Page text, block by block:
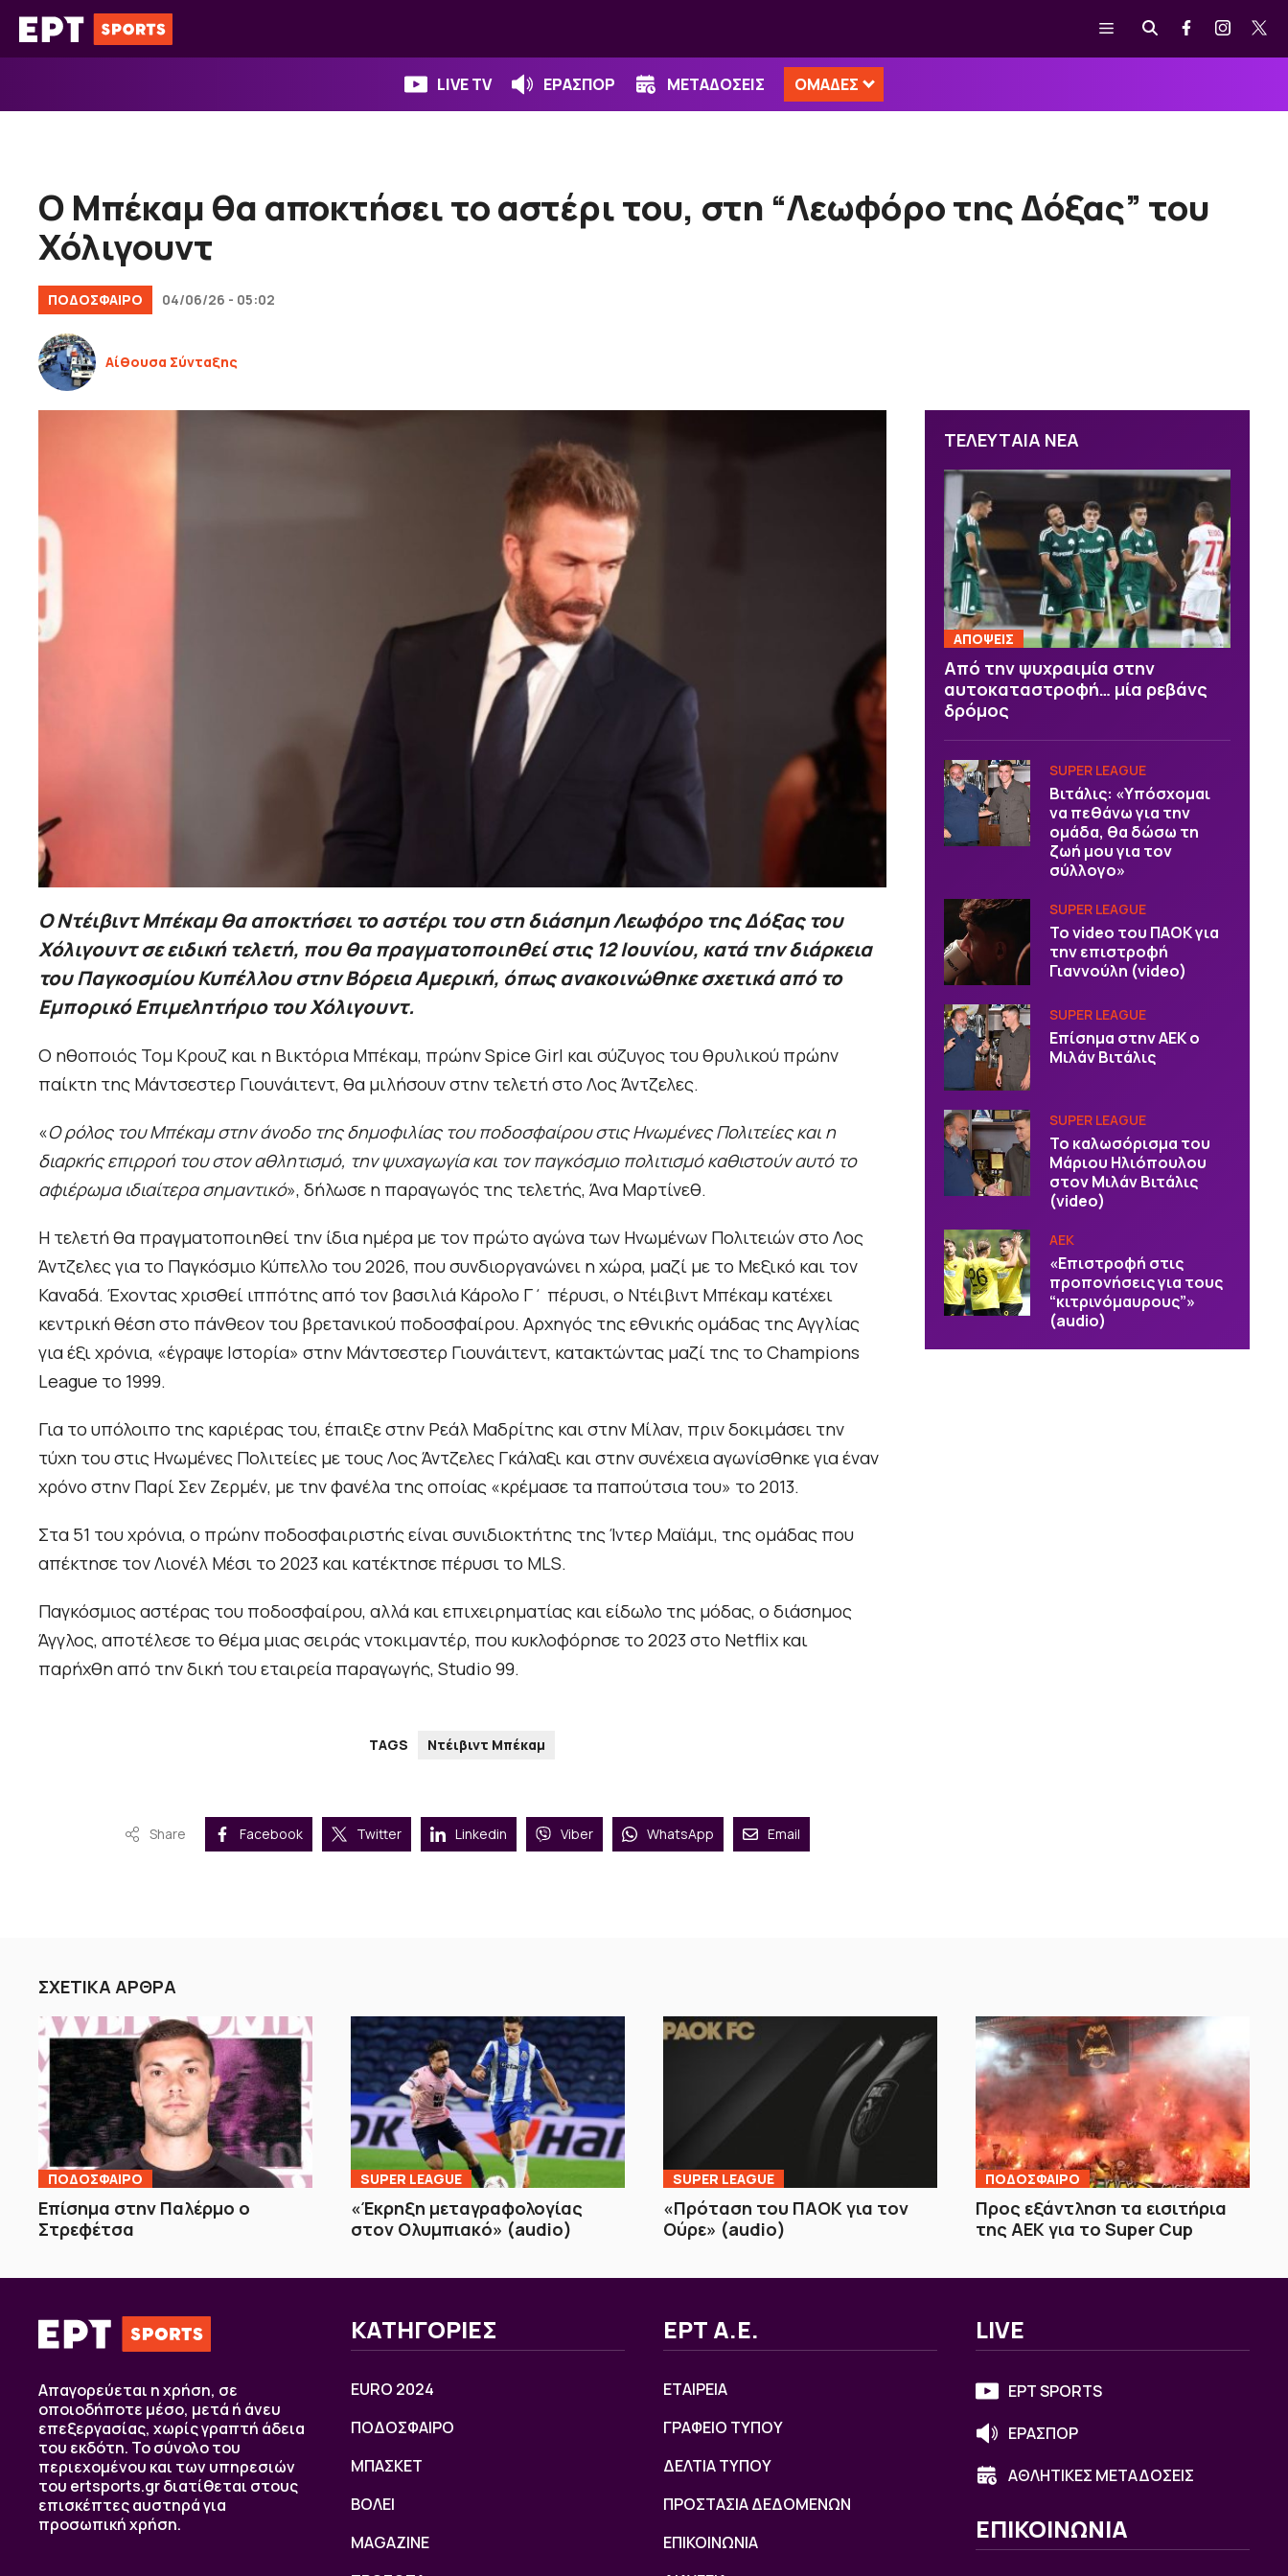
Μετάβαση
σε
Μενού
LIVE TV ΕΡΑΣΠΟΡ ΜΕΤΑΔΟΣΕΙΣ ΟΜΑΔΕΣ
Ο Μπέκαμ θα αποκτήσει το αστέρι του, στη “Λεωφόρο της Δόξας” του
Χόλιγουντ
ΠΟΔΟΣΦΑΙΡΟ 04/06/26 - 05:02
Αίθουσα Σύνταξης
Ο Ντέιβιντ Μπέκαμ θα αποκτήσει το αστέρι του στη διάσημη Λεωφόρο της Δόξας του
Χόλιγουντ σε ειδική τελετή, που θα πραγματοποιηθεί στις 12 Ιουνίου, κατά την διάρκεια
του Παγκοσμίου Κυπέλλου στην Βόρεια Αμερική, όπως ανακοινώθηκε σχετικά από το
Εμπορικό Επιμελητήριο του Χόλιγουντ.
Ο ηθοποιός Τομ Κρουζ και η Βικτόρια Μπέκαμ, πρώην Spice Girl και σύζυγος του θρυλικού πρώην
παίκτη της Μάντσεστερ Γιουνάιτεντ, θα μιλήσουν στην τελετή στο Λος Άντζελες.
«Ο ρόλος του Μπέκαμ στην άνοδο της δημοφιλίας του ποδοσφαίρου στις Ηνωμένες Πολιτείες και η
διαρκής επιρροή του στον αθλητισμό, την ψυχαγωγία και τον παγκόσμιο πολιτισμό καθιστούν αυτό το
αφιέρωμα ιδιαίτερα σημαντικό», δήλωσε η παραγωγός της τελετής, Άνα Μαρτίνεθ.
Η τελετή θα πραγματοποιηθεί την ίδια ημέρα με τον πρώτο αγώνα των Ηνωμένων Πολιτειών στο Λος
Άντζελες για το Παγκόσμιο Κύπελλο του 2026, που συνδιοργανώνει η χώρα, μαζί με το Μεξικό και τον
Καναδά. Έχοντας χρισθεί ιππότης από τον βασιλιά Κάρολο Γ΄ πέρυσι, ο Ντέιβιντ Μπέκαμ κατέχει
κεντρική θέση στο πάνθεον του βρετανικού ποδοσφαίρου. Αρχηγός της εθνικής ομάδας της Αγγλίας
για έξι χρόνια, «έγραψε Ιστορία» στην Μάντσεστερ Γιουνάιτεντ, κατακτώντας μαζί της το Champions
League το 1999.
Για το υπόλοιπο της καριέρας του, έπαιξε στην Ρεάλ Μαδρίτης και στην Μίλαν, πριν δοκιμάσει την
τύχη του στις Ηνωμένες Πολιτείες με τους Λος Άντζελες Γκάλαξι και στην συνέχεια αγωνίσθηκε για έναν
χρόνο στην Παρί Σεν Ζερμέν, με την φανέλα της οποίας «κρέμασε τα παπούτσια του» το 2013.
Στα 51 του χρόνια, ο πρώην ποδοσφαιριστής είναι συνιδιοκτήτης της Ίντερ Μαϊάμι, της ομάδας που
απέκτησε τον Λιονέλ Μέσι το 2023 και κατέκτησε πέρυσι το MLS.
Παγκόσμιος αστέρας του ποδοσφαίρου, αλλά και επιχειρηματίας και είδωλο της μόδας, ο διάσημος
Άγγλος, αποτέλεσε το θέμα μιας σειράς ντοκιμαντέρ, που κυκλοφόρησε το 2023 στο Netflix και
παρήχθη από την δική του εταιρεία παραγωγής, Studio 99.
TAGS Ντέιβιντ Μπέκαμ
Share Facebook Twitter Linkedin Viber WhatsApp Email
ΤΕΛΕΥΤΑΙΑ ΝΕΑ
ΑΠΟΨΕΙΣ
Από την ψυχραιμία στην
αυτοκαταστροφή… μία ρεβάνς
δρόμος
SUPER LEAGUE
Βιτάλις: «Υπόσχομαι
να πεθάνω για την
ομάδα, θα δώσω τη
ζωή μου για τον
σύλλογο»
SUPER LEAGUE
Το video του ΠΑΟΚ για
την επιστροφή
Γιαννούλη (video)
SUPER LEAGUE
Επίσημα στην ΑΕΚ ο
Μιλάν Βιτάλις
SUPER LEAGUE
Το καλωσόρισμα του
Μάριου Ηλιόπουλου
στον Μιλάν Βιτάλις
(video)
ΑΕΚ
«Επιστροφή στις
προπονήσεις για τους
“κιτρινόμαυρους”»
(audio)
ΣΧΕΤΙΚΑ ΑΡΘΡΑ
ΠΟΔΟΣΦΑΙΡΟ
Επίσημα στην Παλέρμο ο
Στρεφέτσα
SUPER LEAGUE
«Έκρηξη μεταγραφολογίας
στον Ολυμπιακό» (audio)
SUPER LEAGUE
«Πρόταση του ΠΑΟΚ για τον
Ούρε» (audio)
ΠΟΔΟΣΦΑΙΡΟ
Προς εξάντληση τα εισιτήρια
της ΑΕΚ για το Super Cup
Απαγορεύεται η χρήση, σε
οποιοδήποτε μέσο, μετά ή άνευ
επεξεργασίας, χωρίς γραπτή άδεια
του εκδότη. Το σύνολο του
περιεχομένου και των υπηρεσιών
του ertsports.gr διατίθεται στους
επισκέπτες αυστηρά για
προσωπική χρήση.
ΚΑΤΗΓΟΡΙΕΣ
EURO 2024
ΠΟΔΟΣΦΑΙΡΟ
ΜΠΑΣΚΕΤ
ΒOΛΕΙ
MAGAZINE
ΕΡΤ Α.Ε.
ΕΤΑΙΡΕΙΑ
ΓΡΑΦΕΙΟ ΤΥΠΟΥ
ΔΕΛΤΙΑ ΤΥΠΟΥ
ΠΡΟΣΤΑΣΙΑ ΔΕΔΟΜΕΝΩΝ
ΕΠΙΚΟΙΝΩΝΙΑ
LIVE
ΕΡΤ SPORTS
ΕΡΑΣΠΟΡ
ΑΘΛΗΤΙΚΕΣ ΜΕΤΑΔΟΣΕΙΣ
ΕΠΙΚΟΙΝΩΝΙΑ